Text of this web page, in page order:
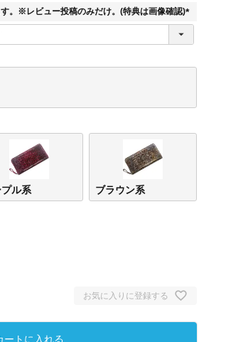
須
。※レビュー投稿のみだけ。(特典は画像確認)
(
)
ル系 ブラウン系
お気に入りに登録する
ートに入れる